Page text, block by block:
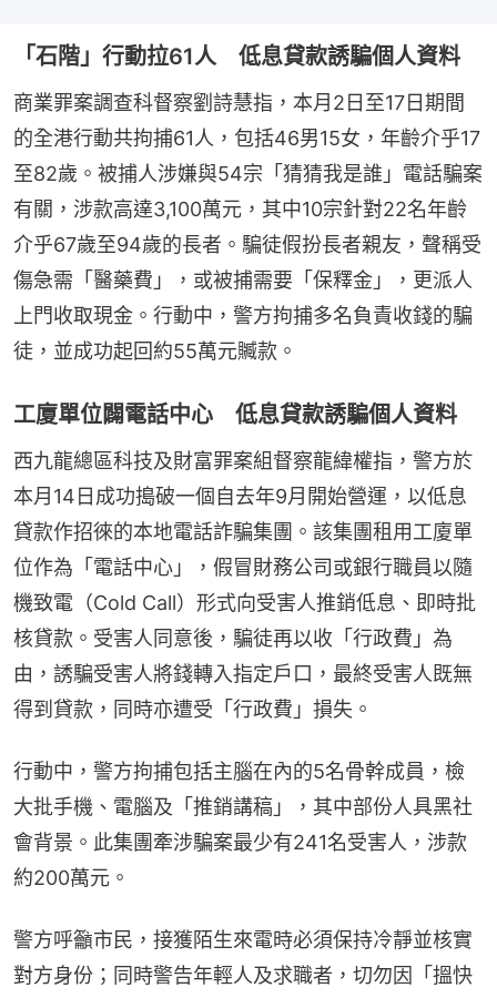
「石階」行動拉61人 低息貸款誘騙個人資料
商業罪案調查科督察劉詩慧指，本月2日至17日期間
的全港行動共拘捕61人，包括46男15女，年齡介乎17
至82歲。被捕人涉嫌與54宗「猜猜我是誰」電話騙案
有關，涉款高達3,100萬元，其中10宗針對22名年齡
介乎67歲至94歲的長者。騙徒假扮長者親友，聲稱受
傷急需「醫藥費」，或被捕需要「保釋金」，更派人
上門收取現金。行動中，警方拘捕多名負責收錢的騙
徒，並成功起回約55萬元贓款。
工廈單位闢電話中心 低息貸款誘騙個人資料
西九龍總區科技及財富罪案組督察龍緯權指，警方於
本月14日成功搗破一個自去年9月開始營運，以低息
貸款作招徠的本地電話詐騙集團。該集團租用工廈單
位作為「電話中心」，假冒財務公司或銀行職員以隨
機致電（Cold Call）形式向受害人推銷低息、即時批
核貸款。受害人同意後，騙徒再以收「行政費」為
由，誘騙受害人將錢轉入指定戶口，最終受害人既無
得到貸款，同時亦遭受「行政費」損失。
行動中，警方拘捕包括主腦在內的5名骨幹成員，檢
大批手機、電腦及「推銷講稿」，其中部份人具黑社
會背景。此集團牽涉騙案最少有241名受害人，涉款
約200萬元。
警方呼籲市民，接獲陌生來電時必須保持冷靜並核實
對方身份；同時警告年輕人及求職者，切勿因「搵快